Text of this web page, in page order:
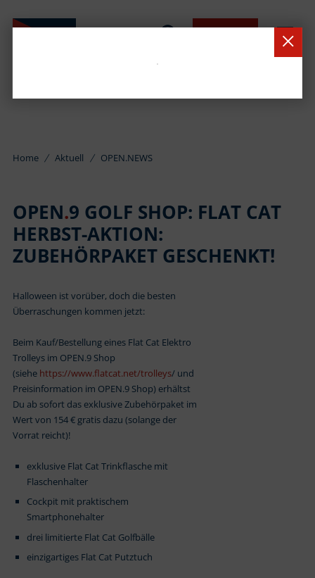
Home Aktuell OPEN.NEWS
OPEN.9 GOLF SHOP: FLAT CAT
HERBST-AKTION:
ZUBEHÖRPAKET GESCHENKT!
Halloween ist vorüber, doch die besten
Überraschungen kommen jetzt:
Beim Kauf/Bestellung eines Flat Cat Elektro
Trolleys im OPEN.9 Shop
(siehe https://www.flatcat.net/trolleys/ und
Preisinformation im OPEN.9 Shop) erhältst
Du ab sofort das exklusive Zubehörpaket im
Wert von 154 € gratis dazu (solange der
Vorrat reicht)!
exklusive Flat Cat Trinkflasche mit
Flaschenhalter
Cockpit mit praktischem
Smartphonehalter
drei limitierte Flat Cat Golfbälle
einzigartiges Flat Cat Putztuch